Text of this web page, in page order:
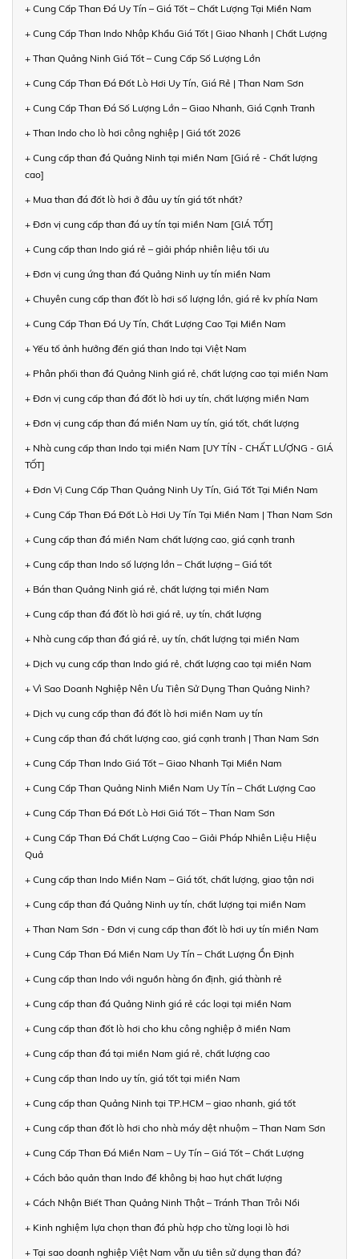
+ Cung Cấp Than Đá Uy Tín – Giá Tốt – Chất Lượng Tại Miền Nam
+ Cung Cấp Than Indo Nhập Khẩu Giá Tốt | Giao Nhanh | Chất Lượng
+ Than Quảng Ninh Giá Tốt – Cung Cấp Số Lượng Lớn
+ Cung Cấp Than Đá Đốt Lò Hơi Uy Tín, Giá Rẻ | Than Nam Sơn
+ Cung Cấp Than Đá Số Lượng Lớn – Giao Nhanh, Giá Cạnh Tranh
+ Than Indo cho lò hơi công nghiệp | Giá tốt 2026
+ Cung cấp than đá Quảng Ninh tại miền Nam [Giá rẻ - Chất lượng
cao]
+ Mua than đá đốt lò hơi ở đâu uy tín giá tốt nhất?
+ Đơn vị cung cấp than đá uy tín tại miền Nam [GIÁ TỐT]
+ Cung cấp than Indo giá rẻ – giải pháp nhiên liệu tối ưu
+ Đơn vị cung ứng than đá Quảng Ninh uy tín miền Nam
+ Chuyên cung cấp than đốt lò hơi số lượng lớn, giá rẻ kv phía Nam
+ Cung Cấp Than Đá Uy Tín, Chất Lượng Cao Tại Miền Nam
+ Yếu tố ảnh hưởng đến giá than Indo tại Việt Nam
+ Phân phối than đá Quảng Ninh giá rẻ, chất lượng cao tại miền Nam
+ Đơn vị cung cấp than đá đốt lò hơi uy tín, chất lượng miền Nam
+ Đơn vị cung cấp than đá miền Nam uy tín, giá tốt, chất lượng
+ Nhà cung cấp than Indo tại miền Nam [UY TÍN - CHẤT LƯỢNG - GIÁ
TỐT]
+ Đơn Vị Cung Cấp Than Quảng Ninh Uy Tín, Giá Tốt Tại Miền Nam
+ Cung Cấp Than Đá Đốt Lò Hơi Uy Tín Tại Miền Nam | Than Nam Sơn
+ Cung cấp than đá miền Nam chất lượng cao, giá cạnh tranh
+ Cung cấp than Indo số lượng lớn – Chất lượng – Giá tốt
+ Bán than Quảng Ninh giá rẻ, chất lượng tại miền Nam
+ Cung cấp than đá đốt lò hơi giá rẻ, uy tín, chất lượng
+ Nhà cung cấp than đá giá rẻ, uy tín, chất lượng tại miền Nam
+ Dịch vụ cung cấp than Indo giá rẻ, chất lượng cao tại miền Nam
+ Vì Sao Doanh Nghiệp Nên Ưu Tiên Sử Dụng Than Quảng Ninh?
+ Dịch vụ cung cấp than đá đốt lò hơi miền Nam uy tín
+ Cung cấp than đá chất lượng cao, giá cạnh tranh | Than Nam Sơn
+ Cung Cấp Than Indo Giá Tốt – Giao Nhanh Tại Miền Nam
+ Cung Cấp Than Quảng Ninh Miền Nam Uy Tín – Chất Lượng Cao
+ Cung Cấp Than Đá Đốt Lò Hơi Giá Tốt – Than Nam Sơn
+ Cung Cấp Than Đá Chất Lượng Cao – Giải Pháp Nhiên Liệu Hiệu
Quả
+ Cung cấp than Indo Miền Nam – Giá tốt, chất lượng, giao tận nơi
+ Cung cấp than đá Quảng Ninh uy tín, chất lượng tại miền Nam
+ Than Nam Sơn - Đơn vị cung cấp than đốt lò hơi uy tín miền Nam
+ Cung Cấp Than Đá Miền Nam Uy Tín – Chất Lượng Ổn Định
+ Cung cấp than Indo với nguồn hàng ổn định, giá thành rẻ
+ Cung cấp than đá Quảng Ninh giá rẻ các loại tại miền Nam
+ Cung cấp than đốt lò hơi cho khu công nghiệp ở miền Nam
+ Cung cấp than đá tại miền Nam giá rẻ, chất lượng cao
+ Cung cấp than Indo uy tín, giá tốt tại miền Nam
+ Cung cấp than Quảng Ninh tại TP.HCM – giao nhanh, giá tốt
+ Cung cấp than đốt lò hơi cho nhà máy dệt nhuộm – Than Nam Sơn
+ Cung Cấp Than Đá Miền Nam – Uy Tín – Giá Tốt – Chất Lượng
+ Cách bảo quản than Indo để không bị hao hụt chất lượng
+ Cách Nhận Biết Than Quảng Ninh Thật – Tránh Than Trôi Nổi
+ Kinh nghiệm lựa chọn than đá phù hợp cho từng loại lò hơi
+ Tại sao doanh nghiệp Việt Nam vẫn ưu tiên sử dụng than đá?